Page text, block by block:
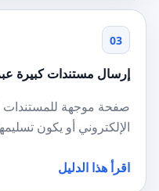
03
إرسال مستندات كبيرة
صفحة موجهة للمستندات
الإلكتروني أو يكون
اقرأ هذا الدليل